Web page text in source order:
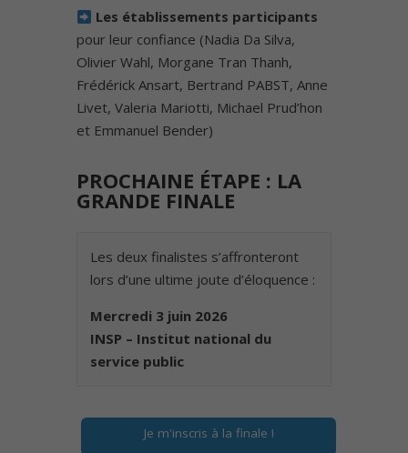
Les établissements participants
pour leur confiance (Nadia Da Silva,
Olivier Wahl, Morgane Tran Thanh,
Frédérick Ansart, Bertrand PABST, Anne
Livet, Valeria Mariotti, Michael Prud’hon
et Emmanuel Bender)
PROCHAINE ÉTAPE : LA
GRANDE FINALE
Les deux finalistes s’affronteront
lors d’une ultime joute d’éloquence :
Mercredi 3 juin 2026
INSP – Institut national du
service public
Je m'inscris à la finale !